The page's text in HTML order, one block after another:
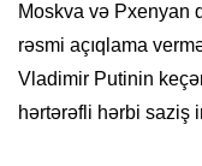
Moskva və Pxenyan
rəsmi açıqlama
Vladimir Putinin
hərtərəfli hərbi saziş